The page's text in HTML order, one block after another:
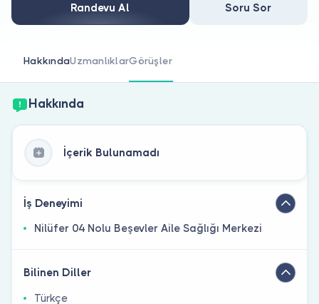
Doktor musunuz?
Randevu Al Soru Sor
HakkındaUzmanlıklarGörüşler
Hakkında
İçerik Bulunamadı
İş Deneyimi
Nilüfer 04 Nolu Beşevler Aile Sağlığı Merkezi
Bilinen Diller
Türkçe